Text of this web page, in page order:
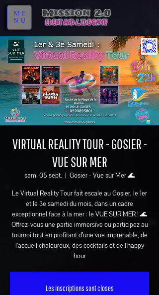
ME
NU
VIRTUAL REALITY TOUR - GOSIER -
VUE SUR MER
sam. 05 sept.
  |
Gosier - Vue sur Mer 🌊
Le Virtual Reality Tour fait escale au Gosier, le 1er
et le 3e samedi du mois, dans un cadre
exceptionnel face à la mer : le VUE SUR MER ! 🌊
Offrez-vous une partie immersive ou participez au
tournoi tout en profitant d’une vue imprenable, de
l’accueil chaleureux, des cocktails et de l’happy
hour
Les inscriptions sont closes